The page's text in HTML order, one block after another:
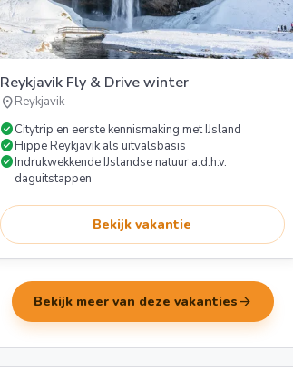
Reykjavik Fly & Drive winter
location_onReykjavik
check_circleCitytrip en eerste kennismaking met IJsland
check_circleHippe Reykjavik als uitvalsbasis
check_circleIndrukwekkende IJslandse natuur a.d.h.v.
daguitstappen
Bekijk vakantie
Bekijk meer van deze vakanties arrow_forward